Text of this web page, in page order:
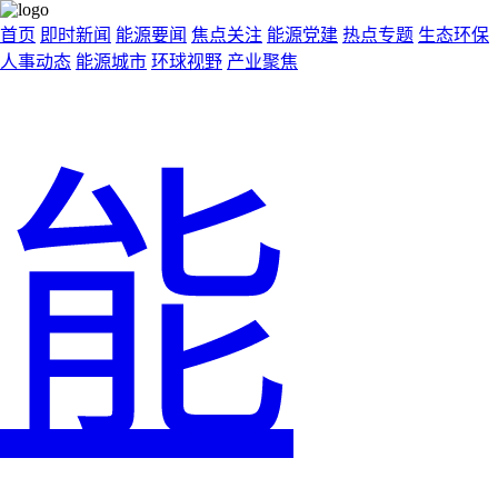
首页 即时新闻 能源要闻 焦点关注 能源党建 热点专题 生态环保
人事动态 能源城市 环球视野 产业聚焦
能